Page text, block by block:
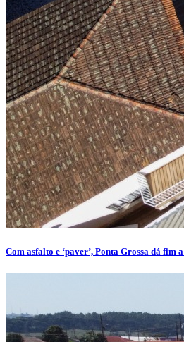
Com asfalto e ‘paver’, Ponta Grossa dá fim